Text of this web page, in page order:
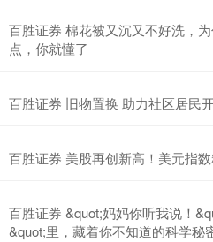
百胜证券 棉花被又沉又不好洗，
点，你就懂了
百胜证券 旧物置换 助力社区居民
百胜证券 美股再创新高！美元指
百胜证券 &quot;妈妈你听我说！
&quot;里，藏着你不知道的科学秘